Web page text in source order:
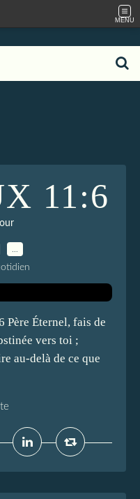
MENU
11:6
Père Éternel, fais de
vers toi ;
au-delà de ce que